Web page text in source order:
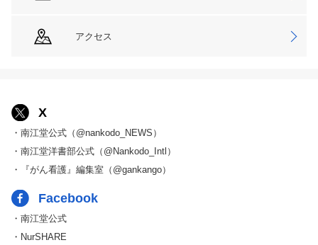
アクセス
X
・南江堂公式（@nankodo_NEWS）
・南江堂洋書部公式（@Nankodo_Intl）
・『がん看護』編集室（@gankango）
Facebook
・南江堂公式
・NurSHARE